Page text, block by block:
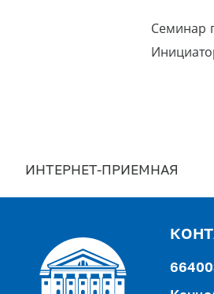
Семинар
ИНТЕРНЕТ-ПРИЕМНАЯ